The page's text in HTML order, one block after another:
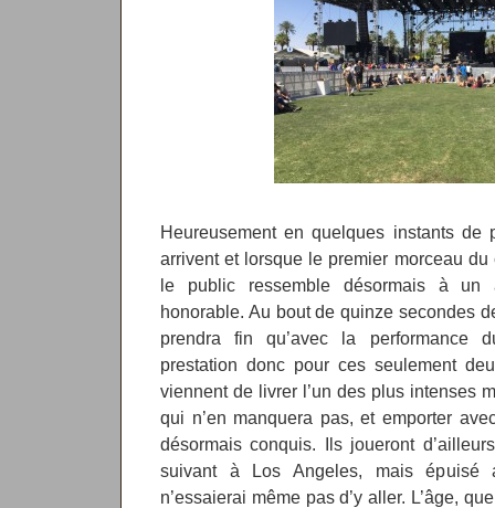
Heureusement en quelques instants de
arrivent et lorsque le premier morceau
le public ressemble désormais à un
honorable. Au bout de quinze secondes
prendra fin qu’avec la performance
prestation donc pour ces seulement
viennent de livrer l’un des plus intenses
qui n’en manquera pas, et emporter
désormais conquis. Ils joueront
suivant à Los Angeles, mais épuisé
n’essaierai même pas d’y aller. L’âge,